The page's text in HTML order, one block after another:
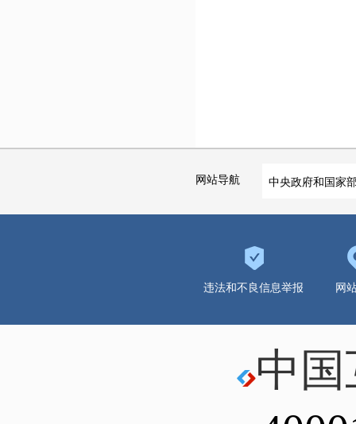
网站导航 中央政府和国家
违法和不良信息举报 网
中国